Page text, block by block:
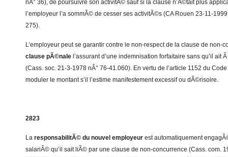
nÂ° 36), de poursuivre son activitÃ© sauf si la clause n’Ã©tait plus
l’employeur l’a sommÃ© de cesser ses activitÃ©s (CA Rouen 23-11-
275).
L’employeur peut se garantir contre le non-respect de la clause de non-
clause pÃ©nale l’assurant d’une indemnisation forfaitaire sans qu’il ait
(Cass. soc. 21-3-1978 nÂ° 76-41.060). En vertu de l’article 1152 du
moduler le montant s’il l’estime manifestement excessif ou dÃ©risoire.
2823
La responsabilitÃ© du nouvel employeur est automatiquement
salariÃ© qu’il sait liÃ© par une clause de non-concurrence (Cass. com.